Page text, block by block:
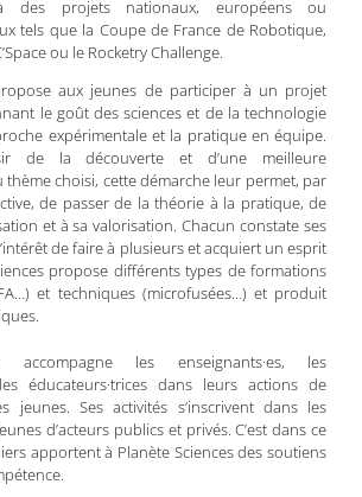
des projets nationaux, européens ou
tels que la Coupe de France de Robotique,
ou le Rocketry Challenge.
aux jeunes de participer à un projet
le goût des sciences et de la technologie
expérimentale et la pratique en équipe.
de la découverte et d’une meilleure
choisi, cette démarche leur permet, par
de passer de la théorie à la pratique, de
et à sa valorisation. Chacun constate ses
de faire à plusieurs et acquiert un esprit
propose différents types de formations
et techniques (microfusées…) et produit
accompagne les enseignants·es, les
les éducateurs·trices dans leurs actions de
jeunes. Ses activités s’inscrivent dans les
d’acteurs publics et privés. C’est dans ce
apportent à Planète Sciences des soutiens